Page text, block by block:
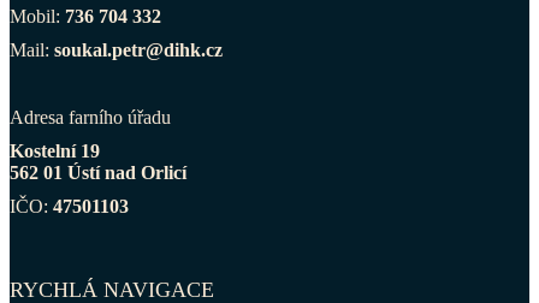
Mobil: 736 704 332
Mail: soukal.petr@dihk.cz
Adresa farního úřadu
Kostelní 19
562 01 Ústí nad Orlicí
IČO: 47501103
RYCHLÁ NAVIGACE